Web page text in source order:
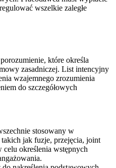
wszelkie zaległe
które określa
zasadniczej. List intencyjny
wzajemnego zrozumienia
do szczegółowych
stosowany w
jak fuzje, przejęcia, joint
celu określenia wstępnych